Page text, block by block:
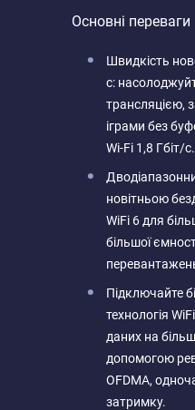
Основні
Швидкість
с:
трансляцією,
іграми без
Wi-Fi 1,8 Гбіт/с.
новітньою
WiFi 6 для
більшої
Підключайте
технологія
даних на
допомогою
OFDMA,
затримку.